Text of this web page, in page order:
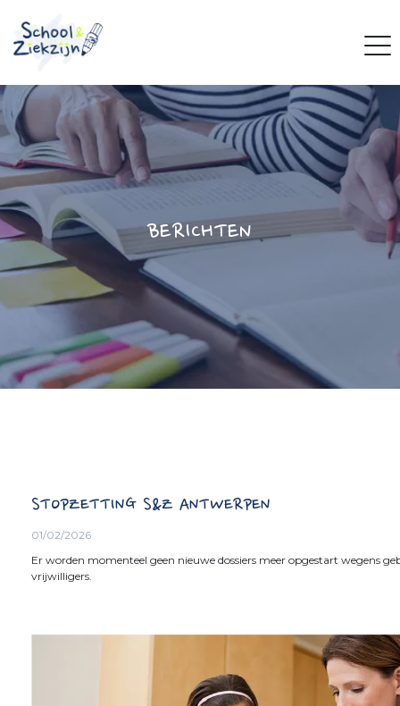
BERICHTEN
STOPZETTING S&Z ANTWERPEN
01/02/2026
Er worden momenteel geen nieuwe dossiers meer opgestart wegens
vrijwilligers.